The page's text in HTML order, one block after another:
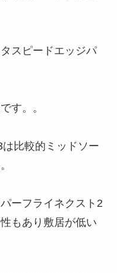
スピードエッジパ
す。。
比較的ミッドソー
ーフライネクスト2
もあり敷居が低い